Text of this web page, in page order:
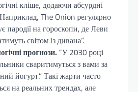
кліше, додаючи абсурдні
Наприклад, The Onion регулярно
пародії на гороскопи, де Леви
світом із дивана”.
прогнози. “У 2030 році
сваритимуться з вами за
йогурт.” Такі жарти часто
на реальних трендах, але